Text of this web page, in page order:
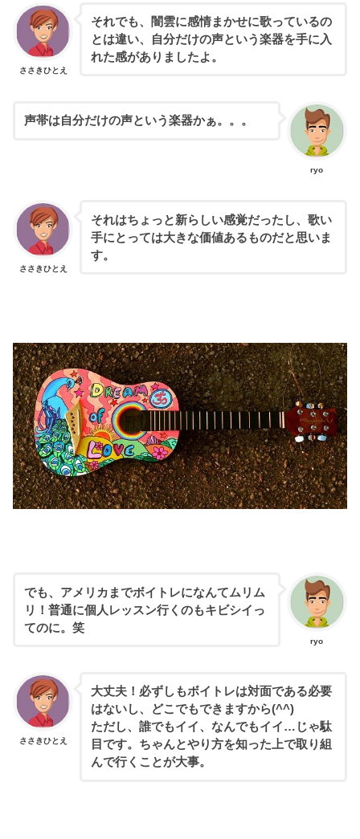
ささきひとえ
それでも、闇雲に感情まかせに歌っているの
とは違い、自分だけの声という楽器を手に入
れた感がありましたよ。
ryo
声帯は自分だけの声という楽器かぁ。。。
ささきひとえ
それはちょっと新らしい感覚だったし、歌い
手にとっては大きな価値あるものだと思いま
す。
ryo
でも、アメリカまでボイトレになんてムリム
リ！普通に個人レッスン行くのもキビシイっ
てのに。笑
ささきひとえ
大丈夫！ 必ずしもボイトレは対面である必要
はないし、どこでもできますから(^^)
ただし、誰でもイイ、なんでもイイ…じゃ駄
目です。ちゃんとやり方を知った上で取り組
んで行くことが大事。